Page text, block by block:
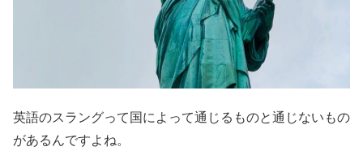
英語のスラングって国によって通じるものと通じないもの
があるんですよね。